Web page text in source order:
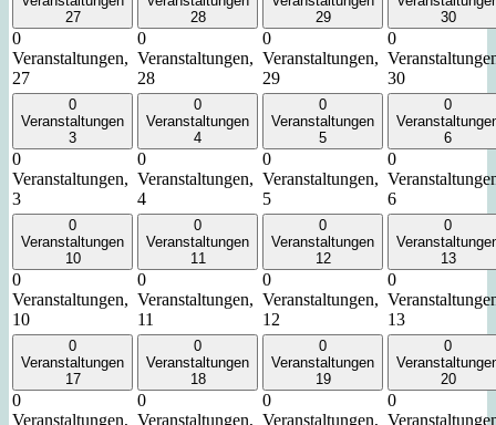
27
0
Veranstaltungen,
27
28
0
Veranstaltungen,
28
29
0
Veranstaltungen,
29
30
0
30
0
Veranstaltungen
3
0
Veranstaltungen,
3
0
Veranstaltungen
4
0
Veranstaltungen,
4
0
Veranstaltungen
5
0
Veranstaltungen,
5
0
6
0
6
0
Veranstaltungen
10
0
Veranstaltungen,
10
0
Veranstaltungen
11
0
Veranstaltungen,
11
0
Veranstaltungen
12
0
Veranstaltungen,
12
0
13
0
13
0
Veranstaltungen
17
0
Veranstaltungen,
0
Veranstaltungen
18
0
Veranstaltungen,
0
Veranstaltungen
19
0
Veranstaltungen,
0
20
0